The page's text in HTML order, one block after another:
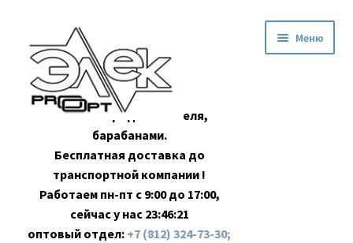
навигации
содержимому
Оптовая продажа кабеля,
барабанами.
Бесплатная доставка до
транспортной компании !
Работаем пн-пт с 9:00 до 17:00,
сейчас у нас 23:46:22
оптовый отдел: +7 (812) 324-73-30;
Меню